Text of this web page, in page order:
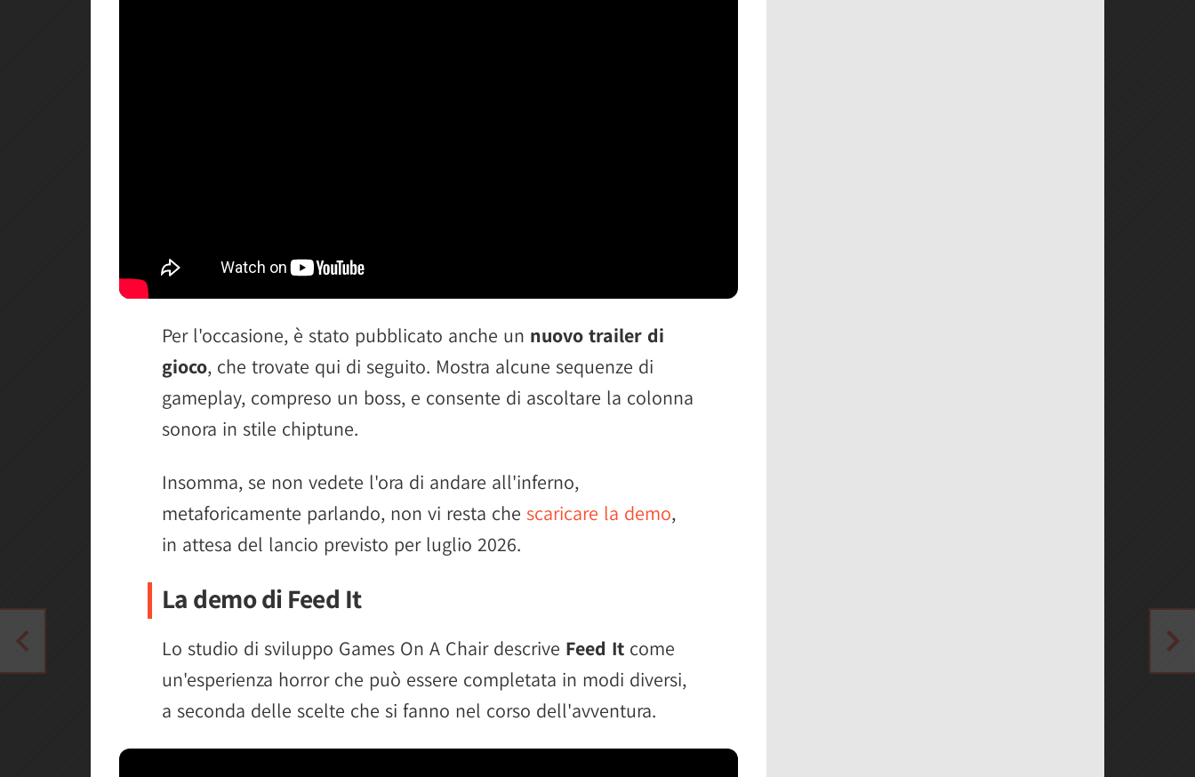
Per l'occasione, è stato pubblicato anche un nuovo trailer di
gioco, che trovate qui di seguito. Mostra alcune sequenze di
gameplay, compreso un boss, e consente di ascoltare la colonna
sonora in stile chiptune.
Insomma, se non vedete l'ora di andare all'inferno,
metaforicamente parlando, non vi resta che scaricare la demo,
in attesa del lancio previsto per luglio 2026.
La demo di Feed It
Lo studio di sviluppo Games On A Chair descrive Feed It come
un'esperienza horror che può essere completata in modi diversi,
a seconda delle scelte che si fanno nel corso dell'avventura.